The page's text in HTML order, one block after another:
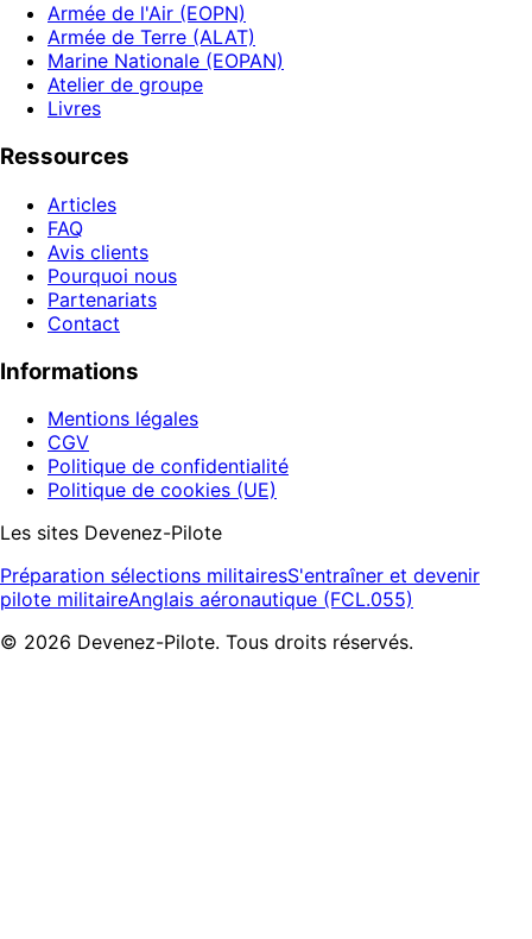
Armée de l'Air (EOPN)
Armée de Terre (ALAT)
Marine Nationale (EOPAN)
Atelier de groupe
Livres
Ressources
Articles
FAQ
Avis clients
Pourquoi nous
Partenariats
Contact
Informations
Mentions légales
CGV
Politique de confidentialité
Politique de cookies (UE)
Les sites Devenez-Pilote
Préparation sélections militairesS'entraîner et devenir
pilote militaireAnglais aéronautique (FCL.055)
© 2026 Devenez-Pilote. Tous droits réservés.